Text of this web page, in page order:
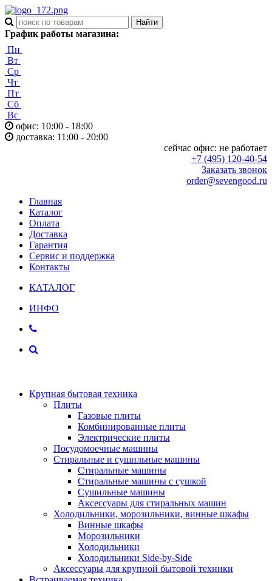
График работы магазина:
Пн
Вт
Ср
Чт
Пт
Сб
Вс
офис: 10:00 - 18:00
доставка: 11:00 - 20:00
сейчас офис: не работает
+7 (495) 120-40-54
Заказать звонок
order@sevengood.ru
Главная
Каталог
Оплата
Доставка
Гарантия
Сервис и поддержка
Контакты
КАТАЛОГ
ИНФО
Крупная бытовая техника
Плиты
Газовые плиты
Комбинированные плиты
Электрические плиты
Посудомоечные машины
Стиральные и сушильные машины
Стиральные машины
Стиральные машины с сушкой
Сушильные машины
Аксессуары для стиральных машин
Холодильники, морозильники, винные шкафы
Винные шкафы
Морозильники
Холодильники
Холодильники Side-by-Side
Аксессуары для крупной бытовой техники